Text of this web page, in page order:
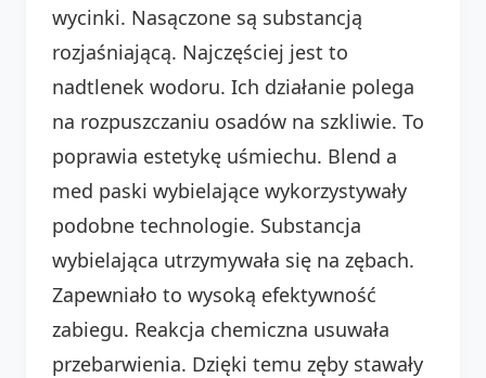
wycinki. Nasączone są substancją
rozjaśniającą. Najczęściej jest to
nadtlenek wodoru. Ich działanie polega
na rozpuszczaniu osadów na szkliwie. To
poprawia estetykę uśmiechu. Blend a
med paski wybielające wykorzystywały
podobne technologie. Substancja
wybielająca utrzymywała się na zębach.
Zapewniało to wysoką efektywność
zabiegu. Reakcja chemiczna usuwała
przebarwienia. Dzięki temu zęby stawały